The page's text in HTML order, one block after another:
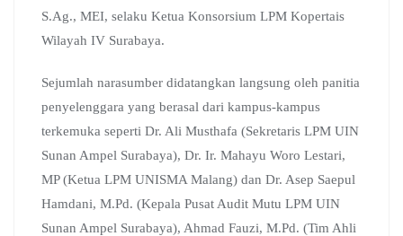
S.Ag., MEI, selaku Ketua Konsorsium LPM Kopertais
Wilayah IV Surabaya.
Sejumlah narasumber didatangkan langsung oleh panitia
penyelenggara yang berasal dari kampus-kampus
terkemuka seperti Dr. Ali Musthafa (Sekretaris LPM UIN
Sunan Ampel Surabaya), Dr. Ir. Mahayu Woro Lestari,
MP (Ketua LPM UNISMA Malang) dan Dr. Asep Saepul
Hamdani, M.Pd. (Kepala Pusat Audit Mutu LPM UIN
Sunan Ampel Surabaya), Ahmad Fauzi, M.Pd. (Tim Ahli